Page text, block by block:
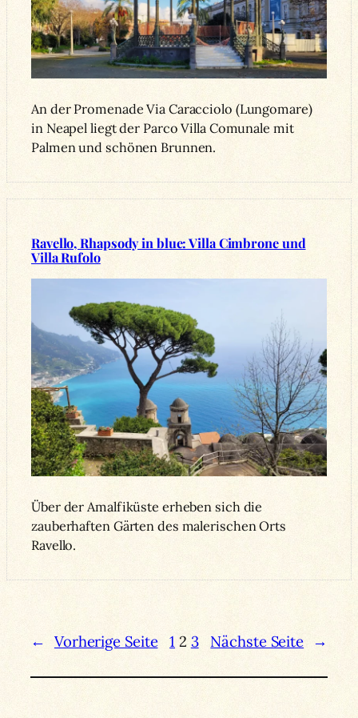
An der Promenade Via Caracciolo (Lungomare)
in Neapel liegt der Parco Villa Comunale mit
Palmen und schönen Brunnen.
Ravello, Rhapsody in blue: Villa Cimbrone und
Villa Rufolo
Über der Amalfiküste erheben sich die
zauberhaften Gärten des malerischen Orts
Ravello.
← Vorherige Seite 1 2 3 Nächste Seite →